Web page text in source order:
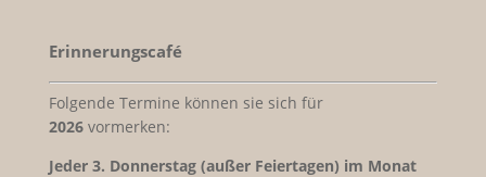
Erinnerungscafé
Folgende Termine können sie sich für
2026vormerken:
Jeder 3. Donnerstag (außer Feiertagen) im Monat